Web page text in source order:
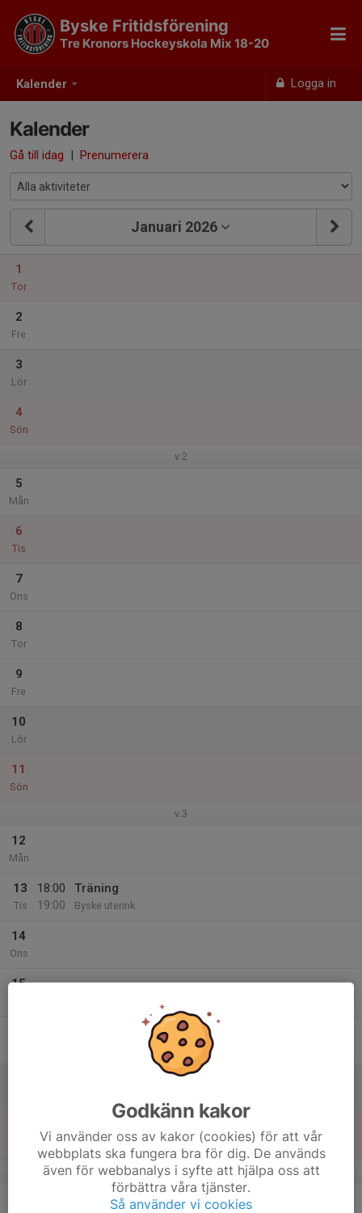
Kalender Logga in
Byske Fritidsförening
Tre Kronors Hockeyskola Mix 18-20
Kalender
Gå till idag | Prenumerera
Januari 2026
1
Tor
2
Fre
3
Lör
4
Sön
v.2
5
Mån
6
Tis
7
Ons
8
Tor
9
Fre
10
Lör
11
Sön
v.3
12
Mån
13
Tis
18:00
19:00
Träning
Byske uterink
14
Ons
15
v.4
Godkänn kakor
Vi använder oss av kakor (cookies) för att vår
webbplats ska fungera bra för dig. De används
även för webbanalys i syfte att hjälpa oss att
förbättra våra tjänster.
Så använder vi cookies